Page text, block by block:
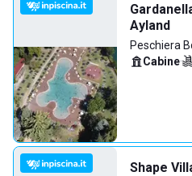
Ayland
Peschiera
Cabine·
Shape